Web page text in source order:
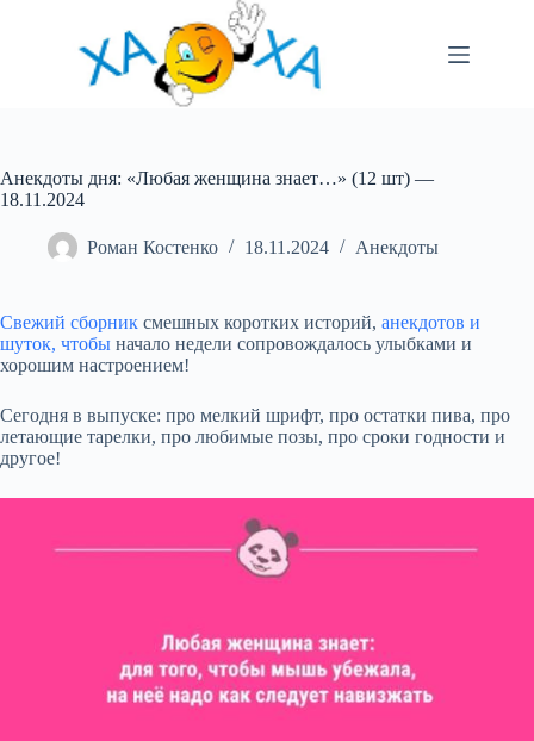
Анекдоты дня: «Любая женщина знает…» (12 шт) —
18.11.2024
Роман Костенко 18.11.2024 Анекдоты
Свежий сборник смешных коротких историй, анекдотов и
шуток, чтобы начало недели сопровождалось улыбками и
хорошим настроением!
Сегодня в выпуске: про мелкий шрифт, про остатки пива, про
летающие тарелки, про любимые позы, про сроки годности и
другое!